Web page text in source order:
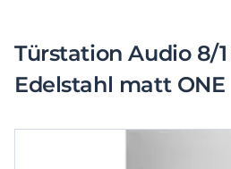
Türstation Audio 8/
Edelstahl matt ONE